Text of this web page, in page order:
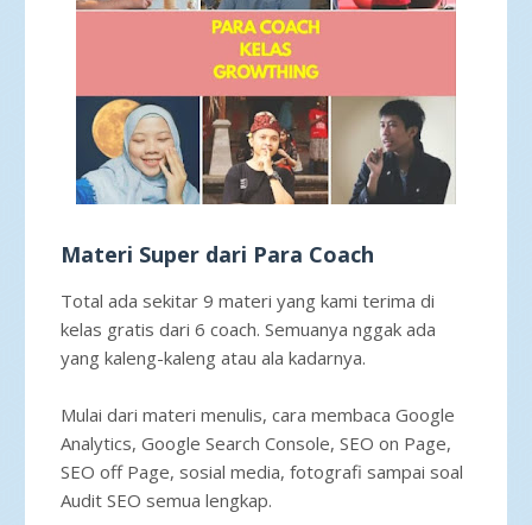
Materi Super dari Para Coach
Total ada sekitar 9 materi yang kami terima di
kelas gratis dari 6 coach. Semuanya nggak ada
yang kaleng-kaleng atau ala kadarnya.
Mulai dari materi menulis, cara membaca Google
Analytics, Google Search Console, SEO on Page,
SEO off Page, sosial media, fotografi sampai soal
Audit SEO semua lengkap.